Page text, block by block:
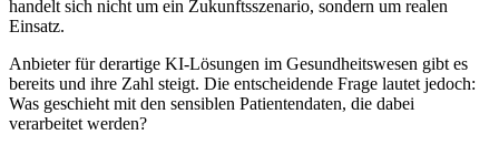
handelt sich nicht um ein Zukunftsszenario, sondern um realen
Einsatz.
Anbieter für derartige KI-Lösungen im Gesundheitswesen gibt es
bereits und ihre Zahl steigt. Die entscheidende Frage lautet jedoch:
Was geschieht mit den sensiblen Patientendaten, die dabei
verarbeitet werden?